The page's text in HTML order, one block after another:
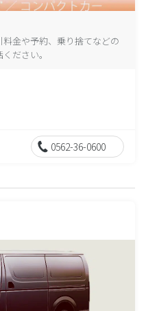
金や予約、乗り捨てなどの
ださい。
0562-36-0600